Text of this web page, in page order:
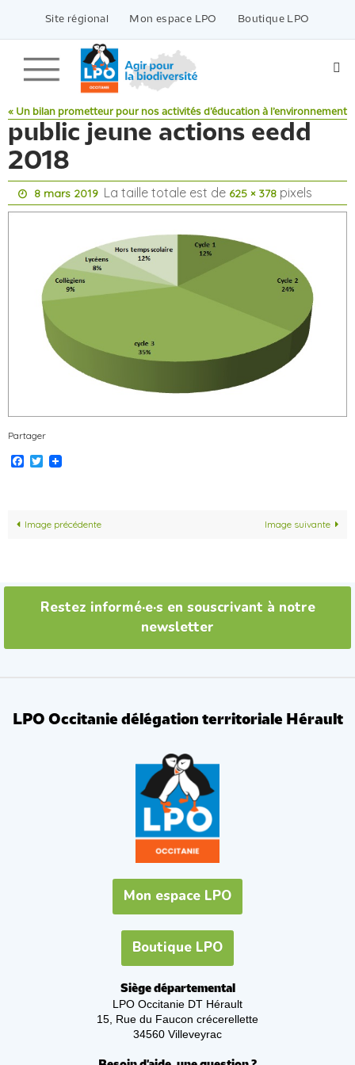
contenu
Site régional Mon espace LPO Boutique LPO
« Un bilan prometteur pour nos activités d’éducation à l’environnement
public jeune actions eedd
2018
8 mars 2019 La taille totale est de 625 × 378 pixels
Partager
Facebook
Twitter
Image précédente Image suivante
Restez informé·e·s en souscrivant à notre
newsletter
LPO Occitanie délégation territoriale Hérault
Mon espace LPO
Boutique LPO
Siège départemental
LPO Occitanie DT Hérault
15, Rue du Faucon crécerellette
34560 Villeveyrac